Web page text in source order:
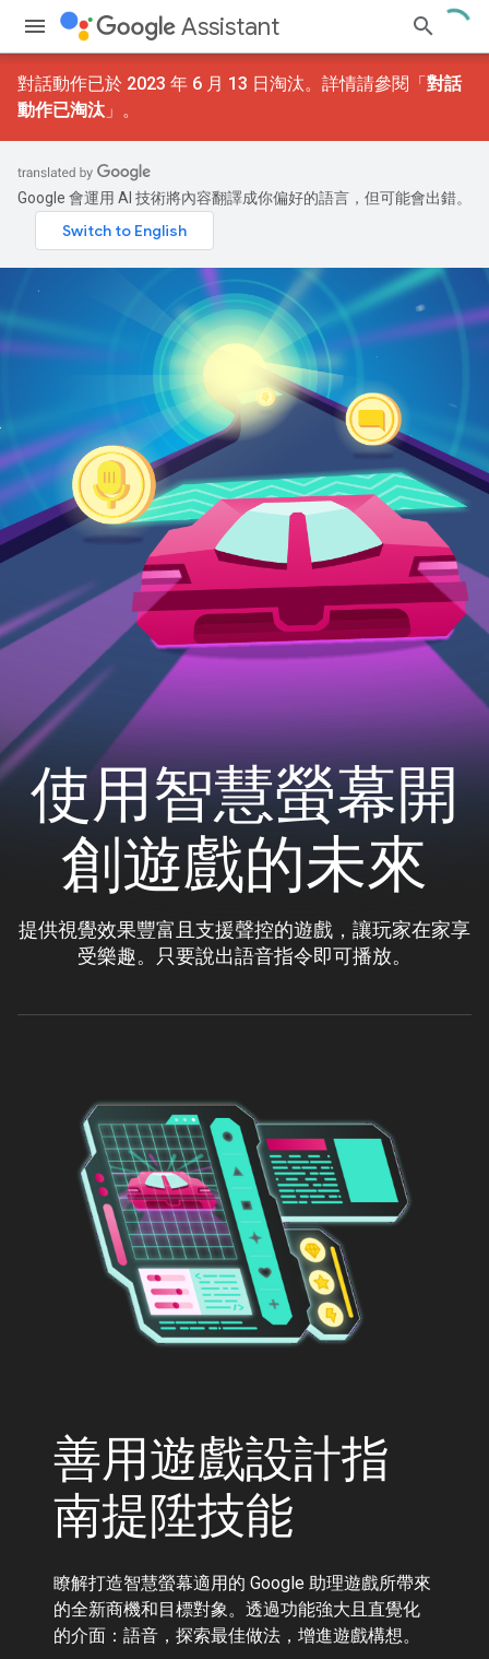
Assistant
對話動作已於 2023 年 6 月 13 日淘汰。詳情請參閱「對話
動作已淘汰 」。
Google 會運用 AI 技術將內容翻譯成你偏好的語言，但可能會出錯。
使用智慧螢幕開
創遊戲的未來
提供視覺效果豐富且支援聲控的遊戲，讓玩家在家享
受樂趣。只要說出語音指令即可播放。
善用遊戲設計指
南提陞技能
瞭解打造智慧螢幕適用的 Google 助理遊戲所帶來
的全新商機和目標對象。透過功能強大且直覺化
的介面：語音，探索最佳做法，增進遊戲構想。